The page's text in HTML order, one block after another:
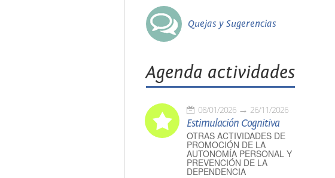
Quejas y Sugerencias
Agenda actividades
08/01/2026 26/11/2026
Estimulación Cognitiva
OTRAS ACTIVIDADES DE
PROMOCIÓN DE LA
AUTONOMÍA PERSONAL Y
PREVENCIÓN DE LA
DEPENDENCIA